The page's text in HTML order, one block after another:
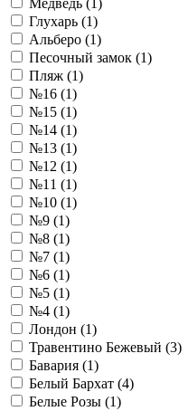
Глухарь (1)
Альберо (1)
Песочный замок (1)
Пляж (1)
№16 (1)
№15 (1)
№14 (1)
№13 (1)
№12 (1)
№11 (1)
№10 (1)
№9 (1)
№8 (1)
№7 (1)
№6 (1)
№5 (1)
№4 (1)
Лондон (1)
Травентино Бежевый (3)
Бавария (1)
Белый Бархат (4)
Белые Розы (1)